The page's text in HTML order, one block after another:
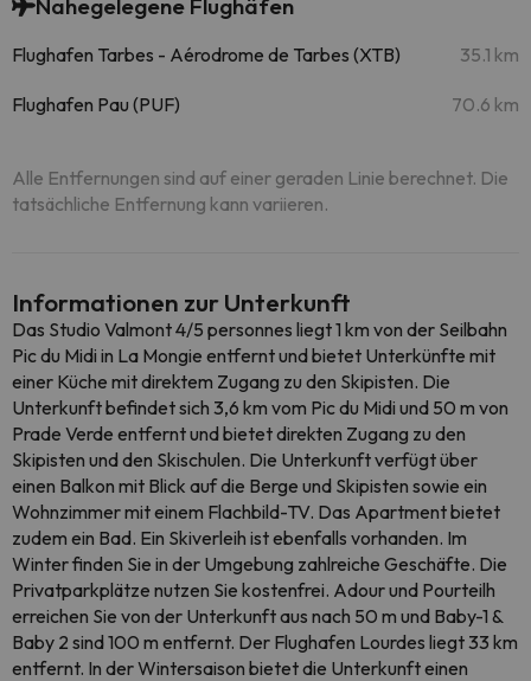
Nahegelegene Flughäfen
Flughafen Tarbes - Aérodrome de Tarbes (XTB) 35.1 km
Flughafen Pau (PUF) 70.6 km
Alle Entfernungen sind auf einer geraden Linie berechnet. Die
tatsächliche Entfernung kann variieren.
Informationen zur Unterkunft
Das Studio Valmont 4/5 personnes liegt 1 km von der Seilbahn
Pic du Midi in La Mongie entfernt und bietet Unterkünfte mit
einer Küche mit direktem Zugang zu den Skipisten. Die
Unterkunft befindet sich 3,6 km vom Pic du Midi und 50 m von
Prade Verde entfernt und bietet direkten Zugang zu den
Skipisten und den Skischulen. Die Unterkunft verfügt über
einen Balkon mit Blick auf die Berge und Skipisten sowie ein
Wohnzimmer mit einem Flachbild-TV. Das Apartment bietet
zudem ein Bad. Ein Skiverleih ist ebenfalls vorhanden. Im
Winter finden Sie in der Umgebung zahlreiche Geschäfte. Die
Privatparkplätze nutzen Sie kostenfrei. Adour und Pourteilh
erreichen Sie von der Unterkunft aus nach 50 m und Baby-1 &
Baby 2 sind 100 m entfernt. Der Flughafen Lourdes liegt 33 km
entfernt. In der Wintersaison bietet die Unterkunft einen